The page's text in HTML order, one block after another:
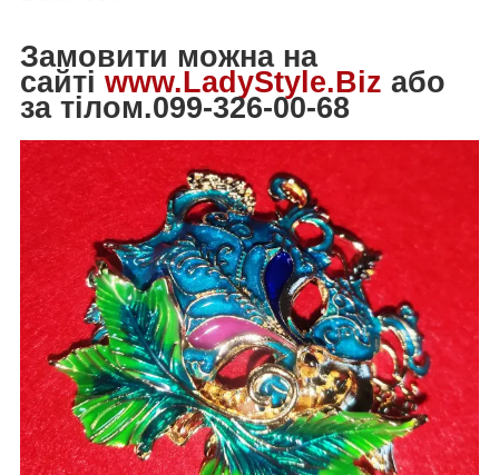
Замовити можна на
сайті www.LadyStyle.Biz або
за тілом.099-326-00-68